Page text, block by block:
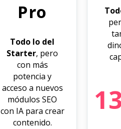
Pro
Todo lo del
Starter, pero
con más
potencia y
acceso a nuevos
módulos SEO
con IA para crear
contenido.